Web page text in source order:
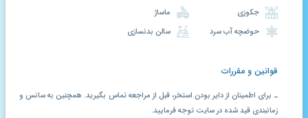
جکوزی
حوضچه آب سرد
سالن بدنسازی
قوانین و مقررات
ـ برای اطمینان از دایر بودن استخر، قبل از مراجعه تماس بگیرید. همچنین به سانس و
زمانبندی قید شده در سایت توجه فرمایید.